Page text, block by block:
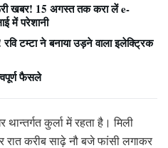
खबर! 15 अगस्त तक करा लें e-
में परेशानी
टम्टा ने बनाया उड़ने वाला इलेक्ट्रिक
फैसले
कुर्ला में रहता है। मिली
रात करीब साढ़े नौ बजे फांसी लगाकर